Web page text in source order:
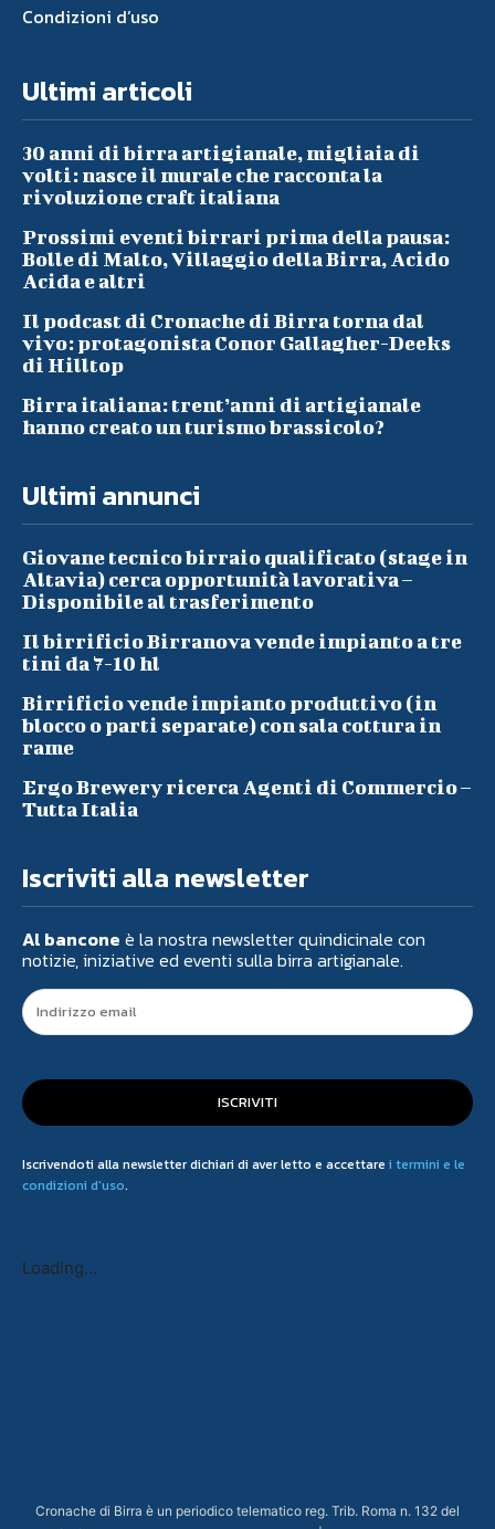
Condizioni d’uso
Ultimi articoli
30 anni di birra artigianale, migliaia di
volti: nasce il murale che racconta la
rivoluzione craft italiana
Prossimi eventi birrari prima della pausa:
Bolle di Malto, Villaggio della Birra, Acido
Acida e altri
Il podcast di Cronache di Birra torna dal
vivo: protagonista Conor Gallagher-Deeks
di Hilltop
Birra italiana: trent’anni di artigianale
hanno creato un turismo brassicolo?
Ultimi annunci
Giovane tecnico birraio qualificato (stage in
Altavia) cerca opportunità lavorativa –
Disponibile al trasferimento
Il birrificio Birranova vende impianto a tre
tini da 7-10 hl
Birrificio vende impianto produttivo (in
blocco o parti separate) con sala cottura in
rame
Ergo Brewery ricerca Agenti di Commercio –
Tutta Italia
Iscriviti alla newsletter
Al bancone è la nostra newsletter quindicinale con
notizie, iniziative ed eventi sulla birra artigianale.
ISCRIVITI
Iscrivendoti alla newsletter dichiari di aver letto e accettare i termini e le
condizioni d'uso.
Loading...
Cronache di Birra è un periodico telematico reg. Trib. Roma n. 132 del